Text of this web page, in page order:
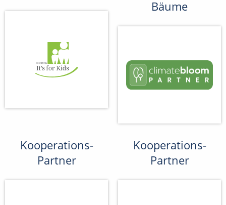
Bäume
Kooperations-
Partner
Kooperations-
Partner